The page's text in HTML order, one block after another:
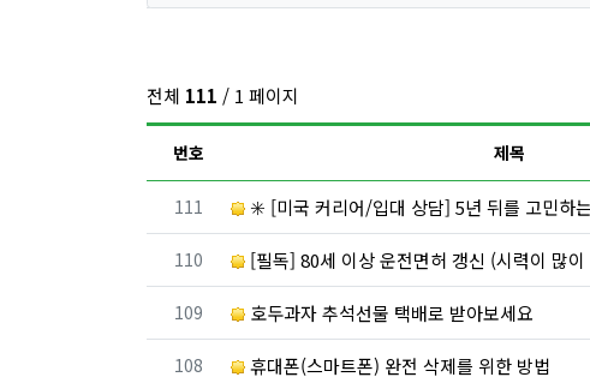
전체 111 / 1 페이지
번호
제목
번호
111 ✳️ [미국 커리어/입대 상담] 5년 뒤를 고민하는 한인
번호
110 [필독] 80세 이상 운전면허 갱신 (시력이 많
번호
109 호두과자 추석선물 택배로 받아보세요
번호
108 휴대폰(스마트폰) 완전 삭제를 위한 방법